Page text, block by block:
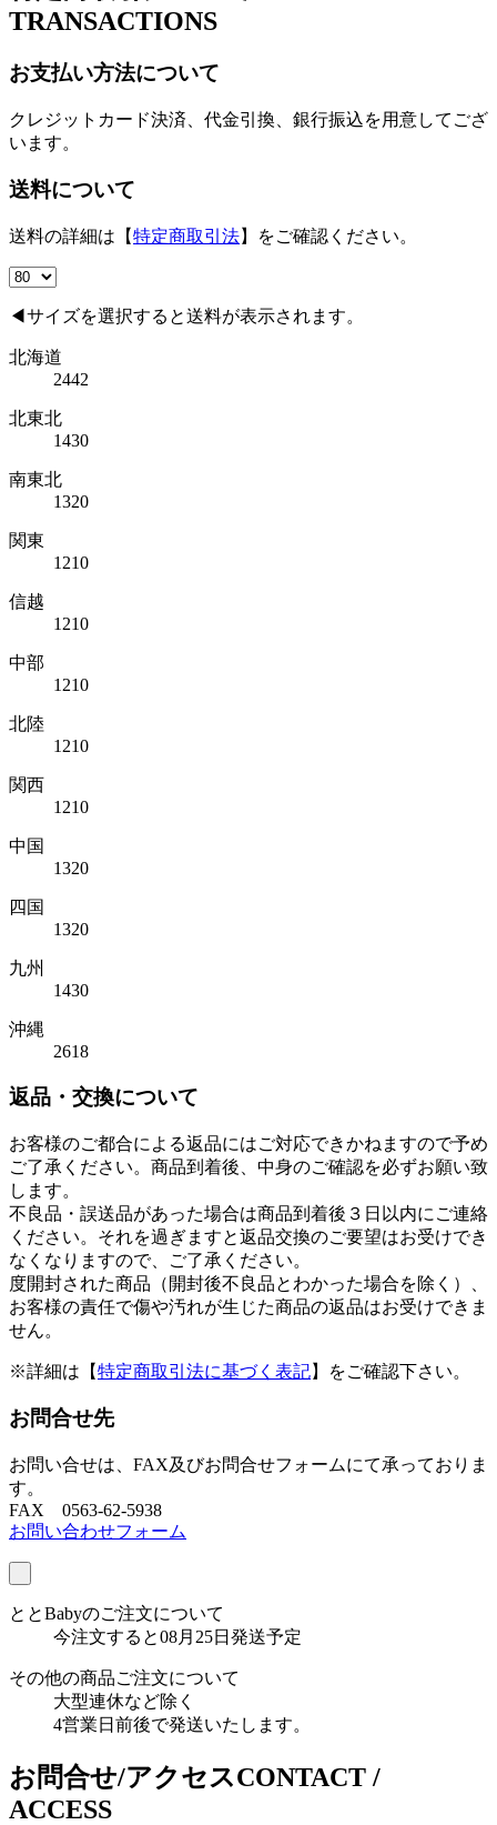
TRANSACTIONS
お支払い方法について
クレジットカード決済、代金引換、銀行振込を用意してござ
います。
送料について
送料の詳細は【特定商取引法】をご確認ください。
◀サイズを選択すると送料が表示されます。
北海道
2442
北東北
1430
南東北
1320
関東
1210
信越
1210
中部
1210
北陸
1210
関西
1210
中国
1320
四国
1320
九州
1430
沖縄
2618
返品・交換について
お客様のご都合による返品にはご対応できかねますので予め
ご了承ください。商品到着後、中身のご確認を必ずお願い致
します。
不良品・誤送品があった場合は商品到着後３日以内にご連絡
ください。それを過ぎますと返品交換のご要望はお受けでき
なくなりますので、ご了承ください。
度開封された商品（開封後不良品とわかった場合を除く）、
お客様の責任で傷や汚れが生じた商品の返品はお受けできま
せん。
※詳細は【特定商取引法に基づく表記】をご確認下さい。
お問合せ先
お問い合せは、FAX及びお問合せフォームにて承っておりま
す。
FAX 0563-62-5938
お問い合わせフォーム
ととBabyのご注文について
今注文すると08月25日発送予定
その他の商品ご注文について
大型連休など除く
4営業日前後で発送いたします。
お問合せ/アクセスCONTACT /
ACCESS